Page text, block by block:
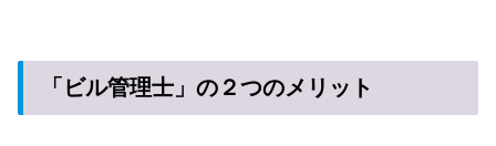
「ビル管理士」の２つのメリット